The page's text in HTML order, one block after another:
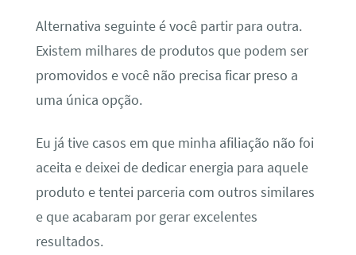
Alternativa seguinte é você partir para outra.
Existem milhares de produtos que podem ser
promovidos e você não precisa ficar preso a
uma única opção.
Eu já tive casos em que minha afiliação não foi
aceita e deixei de dedicar energia para aquele
produto e tentei parceria com outros similares
e que acabaram por gerar excelentes
resultados.